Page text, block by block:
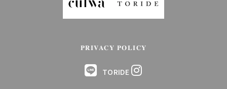
PRIVACY POLICY
TORIDE